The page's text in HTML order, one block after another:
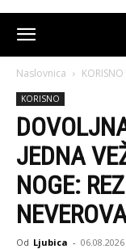
Naslovnica KORISNO
KORISNO
JEDNA
NOGE:
Od Ljubica - 06.08.2026